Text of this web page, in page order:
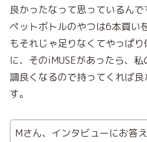
良かったなって思っているん
ペットボトルのやつは6本買い
もそれじゃ足りなくてやっぱ
に、そのiMUSEがあったら、
調良くなるので持ってくれば
す。
Mさん、インタビューにお答